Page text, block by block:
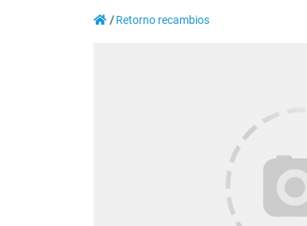
Retorno recambios